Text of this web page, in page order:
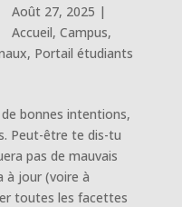
Août 27, 2025 |
Accueil, Campus,
, Portail étudiants
bonnes intentions,
Peut-être te dis-tu
pas de mauvais
à jour (voire à
toutes les facettes